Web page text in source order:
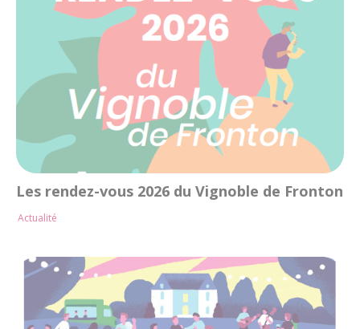
Les rendez-vous 2026 du Vignoble de Fronton
Actualité